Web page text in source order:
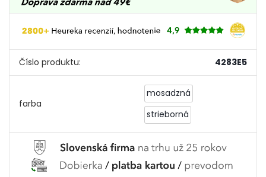
Číslo produktu: 4283E5
farba
mosadzná
strieborná